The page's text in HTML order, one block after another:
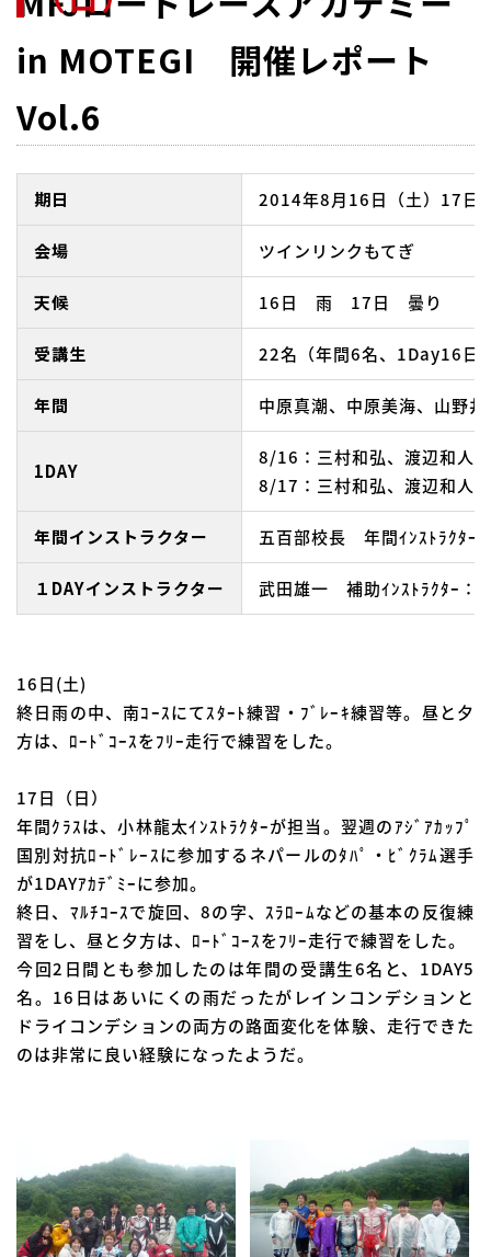
in MOTEGI 開催レポート
Vol.6
期日 2014年8月16日（土）17日
会場 ツインリンクもてぎ
天候 16日 雨 17日 曇り
受講生 22名（年間6名、1Day16日
年間 中原真潮、中原美海、山野
1DAY
8/16：三村和弘、渡辺和人
8/17：三村和弘、渡辺和人
年間インストラクター 五百部校長 年間ｲﾝｽﾄﾗｸﾀｰ
１DAYインストラクター 武田雄一 補助ｲﾝｽﾄﾗｸﾀｰ：
16日(土)
終日雨の中、南ｺｰｽにてｽﾀｰﾄ練習・ﾌﾞﾚｰｷ練習等。昼と夕
方は、ﾛｰﾄﾞｺｰｽをﾌﾘｰ走行で練習をした。
17日（日）
年間ｸﾗｽは、小林龍太ｲﾝｽﾄﾗｸﾀｰが担当。翌週のｱｼﾞｱｶｯﾌﾟ
国別対抗ﾛｰﾄﾞﾚｰｽに参加するネパールのﾀﾊﾟ・ﾋﾞｸﾗﾑ選手
が1DAYｱｶﾃﾞﾐｰに参加。
終日、ﾏﾙﾁｺｰｽで旋回、8の字、ｽﾗﾛｰﾑなどの基本の反復練
習をし、昼と夕方は、ﾛｰﾄﾞｺｰｽをﾌﾘｰ走行で練習をした。
今回2日間とも参加したのは年間の受講生6名と、1DAY5
名。16日はあいにくの雨だったがレインコンデションと
ドライコンデションの両方の路面変化を体験、走行できた
のは非常に良い経験になったようだ。